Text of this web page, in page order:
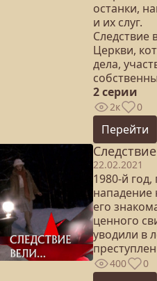
останки,
и их слуг.
Следствие
Церкви,
дела,
2 серии
2к 0
Перейти
22.02.2021
1980-й
нападение
его
ценного
уводили в
400 0